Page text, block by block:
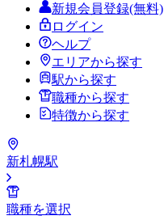
新規会員登録(無料)
ログイン
ヘルプ
エリアから探す
駅から探す
職種から探す
特徴から探す
新札幌駅
職種を選択